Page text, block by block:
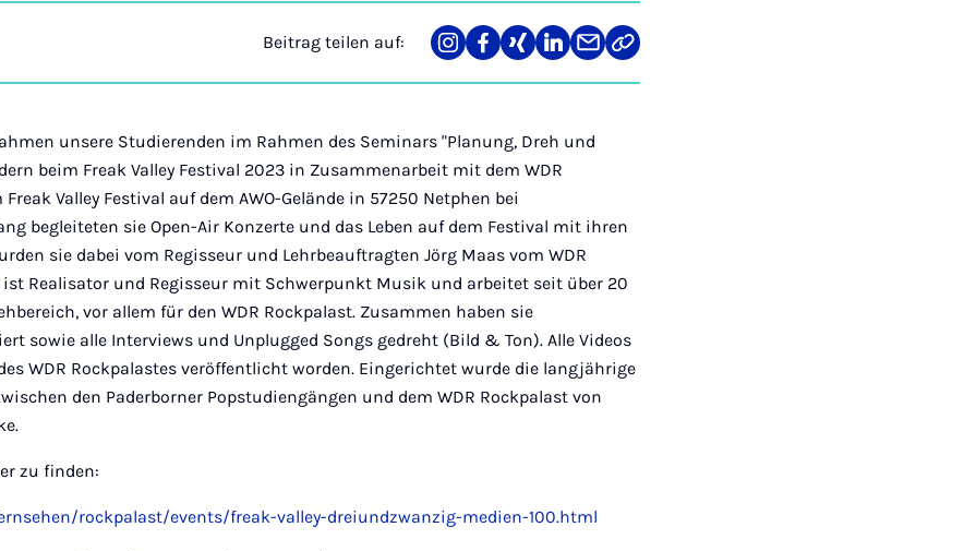
Beitrag teilen auf:
Teilen
auf
Teilen
auf
Teilen
auf
Teilen
auf
Teilen
über
Mail
Link
kopieren
unsere Studierenden im Rahmen des Seminars "Planung, Dreh und
beim Freak Valley Festival 2023 in Zusammenarbeit mit dem WDR
Valley Festival auf dem AWO-Gelände in 57250 Netphen bei
begleiteten sie Open-Air Konzerte und das Leben auf dem Festival mit ihren
sie dabei vom Regisseur und Lehrbeauftragten Jörg Maas vom WDR
ist Realisator und Regisseur mit Schwerpunkt Musik und arbeitet seit über 20
vor allem für den WDR Rockpalast. Zusammen haben sie
sowie alle Interviews und Unplugged Songs gedreht (Bild & Ton). Alle Videos
WDR Rockpalastes veröffentlicht worden. Eingerichtet wurde die langjährige
den Paderborner Popstudiengängen und dem WDR Rockpalast von
zu finden:
rockpalast/events/freak-valley-dreiundzwanzig-medien-100.html